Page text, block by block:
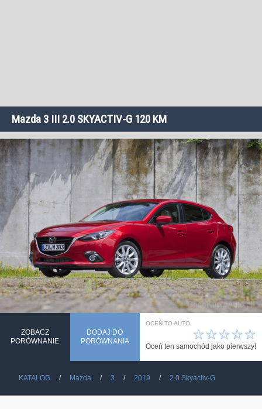
Mazda 3 III 2.0 SKYACTIV-G 120 KM
ZOBACZ
PORÓWNANIE
DODAJ DO
PORÓWNANIA
OCEŃ TO AUTO
☆
☆
☆
☆
☆
Oceń ten samochód jako pierwszy!
KATALOG Mazda 3 2019 2.0 Skyactiv-G